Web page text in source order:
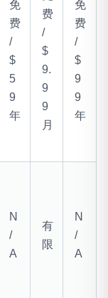
免
费
/
$
5
9
年
费
/
$
9.
9
9
月
免
费
/
$
9
9
年
N
/
A
有
限
N
/
A